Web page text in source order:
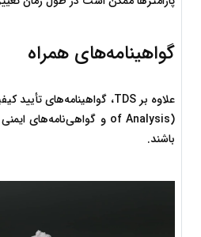
گواهینامه‌های همراه
باشند.